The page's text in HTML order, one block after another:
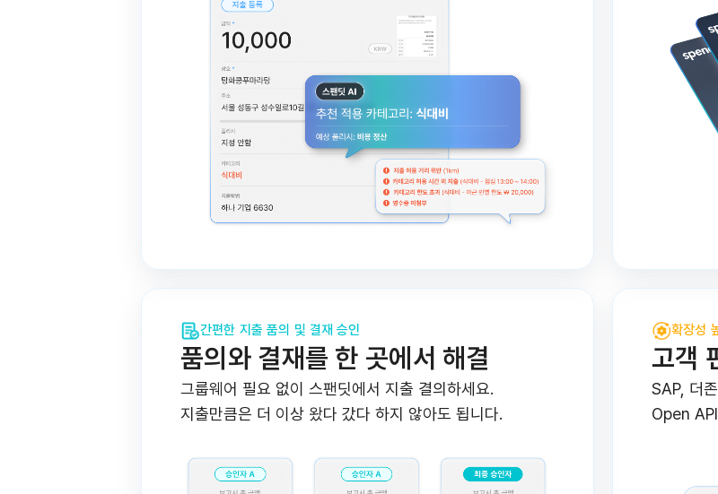
간편한 지출 품의 및 결재 승인
품의와 결재를 한 곳에서 해결
그룹웨어 필요 없이 스팬딧에서 지출 결의하세요.
지출만큼은 더 이상 왔다 갔다 하지 않아도 됩니다.
확장성
고객
SAP, 더
Open